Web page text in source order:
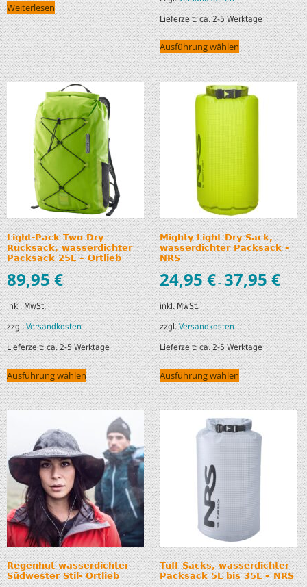
Weiterlesen
Lieferzeit:ca. 2-5 Werktage
Ausführung wählen
Light-Pack Two Dry
Rucksack, wasserdichter
Packsack 25L – Ortlieb
89,95€
inkl. MwSt.
zzgl.Versandkosten
Lieferzeit:ca. 2-5 Werktage
Ausführung wählen
Mighty Light Dry Sack,
wasserdichter Packsack –
NRS
24,95€–37,95€
inkl. MwSt.
zzgl.Versandkosten
Lieferzeit:ca. 2-5 Werktage
Ausführung wählen
Regenhut wasserdichter
Südwester Stil- Ortlieb
Tuff Sacks, wasserdichter
Packsack 5L bis 35L – NRS